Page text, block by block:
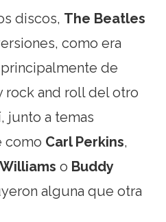
discos, The Beatles
como era
de
rock and roll del otro
junto a temas
como Carl Perkins,
o Buddy
alguna que otra